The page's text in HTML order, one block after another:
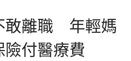
敢離職 年輕媽
付醫療費